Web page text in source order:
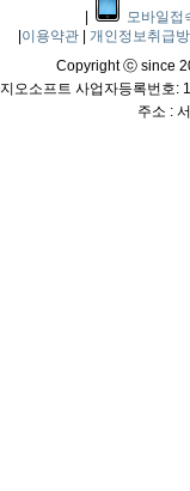
모바일접
이용약관
개인정보취급
Copyright ⓒ since
지오소프트 사업자등록번호:
주소 :